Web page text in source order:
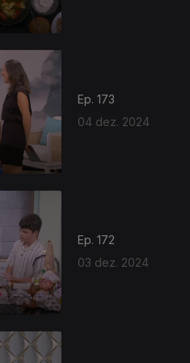
Ep. 173
04 dez. 2024
Ep. 172
03 dez. 2024